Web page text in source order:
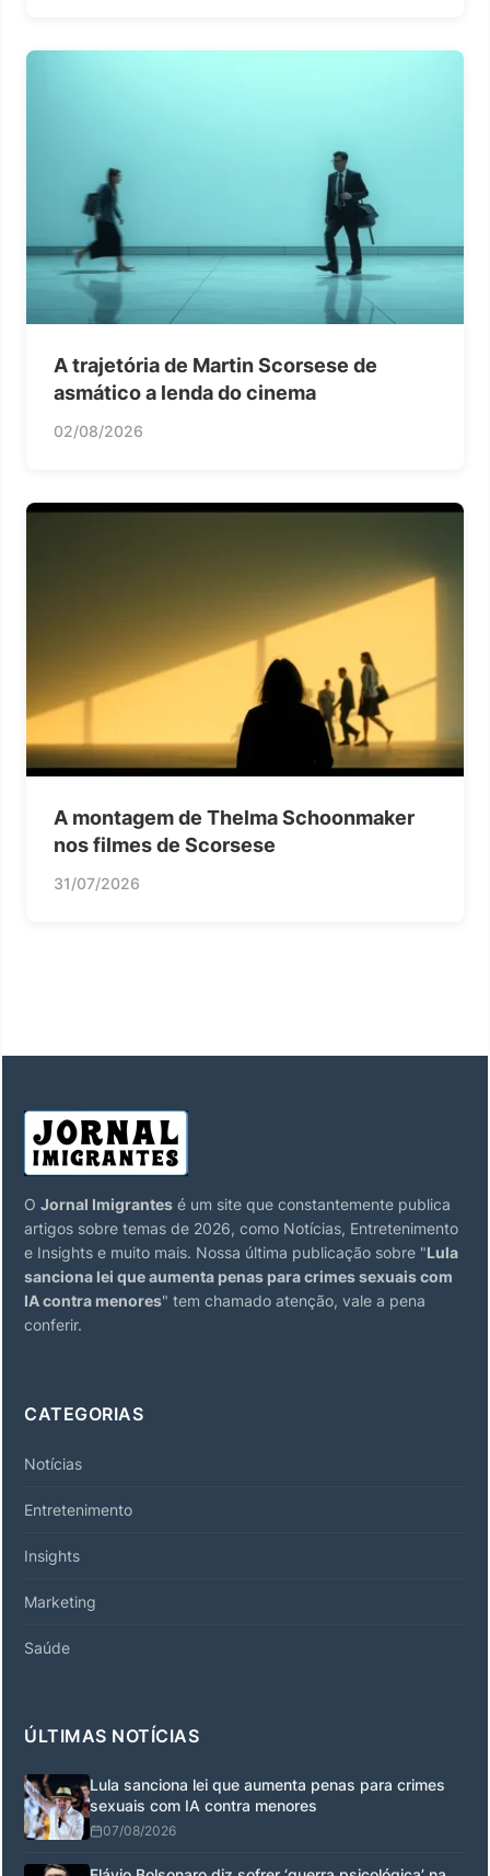
A trajetória de Martin Scorsese de
asmático a lenda do cinema
02/08/2026
A montagem de Thelma Schoonmaker
nos filmes de Scorsese
31/07/2026
O Jornal Imigrantes é um site que constantemente publica
artigos sobre temas de 2026, como Notícias, Entretenimento
e Insights e muito mais. Nossa última publicação sobre "Lula
sanciona lei que aumenta penas para crimes sexuais com
IA contra menores" tem chamado atenção, vale a pena
conferir.
CATEGORIAS
Notícias
Entretenimento
Insights
Marketing
Saúde
ÚLTIMAS NOTÍCIAS
Lula sanciona lei que aumenta penas para crimes
sexuais com IA contra menores
07/08/2026